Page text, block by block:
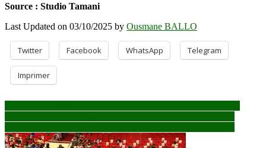
Source : Studio Tamani
Last Updated on 03/10/2025 by Ousmane BALLO
Twitter Facebook WhatsApp Telegram
Imprimer
Navigation
de
l’article